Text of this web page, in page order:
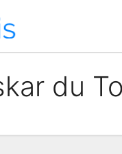
du